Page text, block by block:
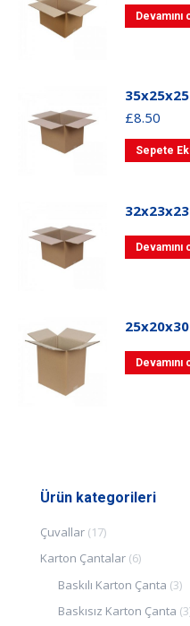
Devamını
£8.50
Sepete
Devamını
Devamını
Ürün kategorileri
Çuvallar (17)
Karton Çantalar (6)
Baskılı Karton Çanta (3)
Baskısız Karton Çanta